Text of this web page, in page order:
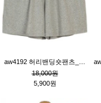
18,000원
5,900원